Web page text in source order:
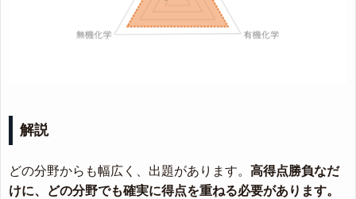
解説
どの分野からも幅広く、出題があります。 高得点勝負なだ
けに、どの分野でも確実に得点を重ねる必要があります。